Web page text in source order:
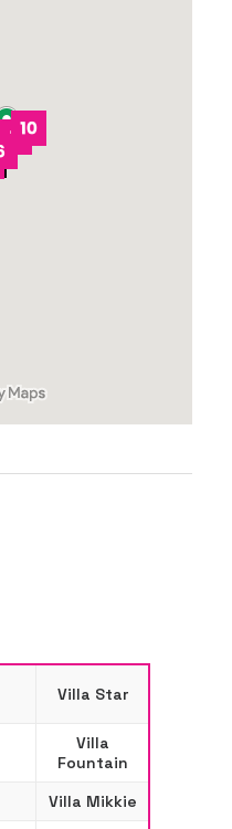
Villa Star
Villa
Fountain
Villa Mikkie